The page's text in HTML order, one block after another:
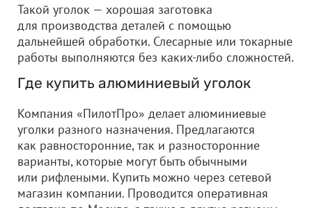
Такой уголок — хорошая заготовка
для производства деталей с помощью
дальнейшей обработки. Слесарные или токарные
работы выполняются без каких-либо сложностей.
Где купить алюминиевый уголок
Компания «ПилотПро» делает алюминиевые
уголки разного назначения. Предлагаются
как равносторонние, так и разносторонние
варианты, которые могут быть обычными
или рифлеными. Купить можно через сетевой
магазин компании. Проводится оперативная